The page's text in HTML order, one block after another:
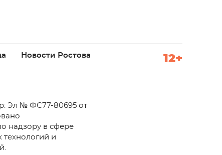
Новости Ростова 12+
Эл № ФС77-80695 от
надзору в сфере
и